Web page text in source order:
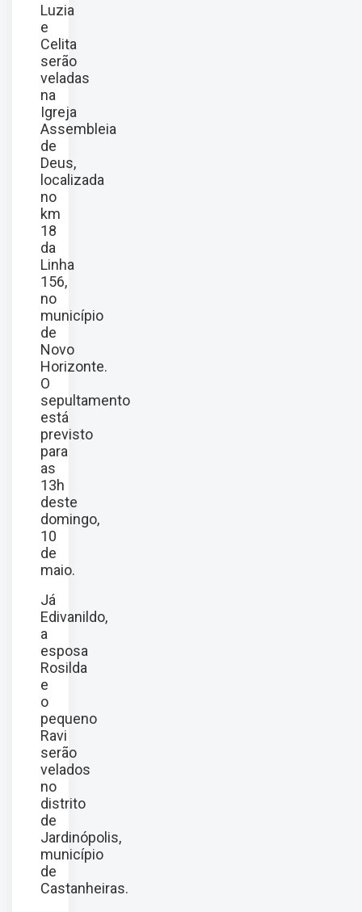
Luzia
e
Celita
serão
veladas
na
Igreja
Assembleia
de
Deus,
localizada
no
km
18
da
Linha
156,
no
município
de
Novo
Horizonte.
O
sepultamento
está
previsto
para
as
13h
deste
domingo,
10
de
maio.
Já
Edivanildo,
a
esposa
Rosilda
e
o
pequeno
Ravi
serão
velados
no
distrito
de
Jardinópolis,
município
de
Castanheiras.